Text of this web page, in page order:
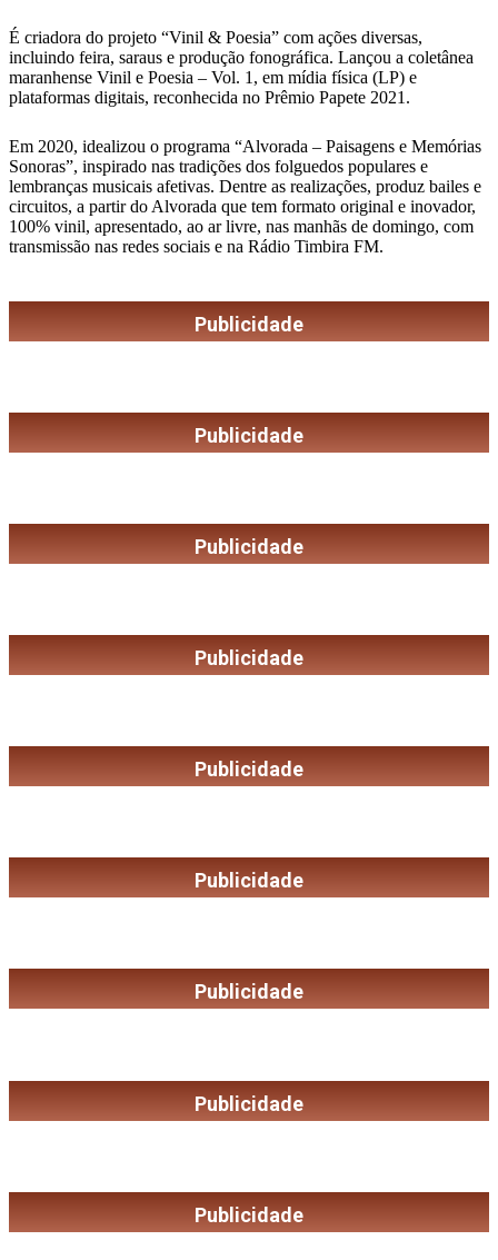
É criadora do projeto “Vinil & Poesia” com ações diversas,
incluindo feira, saraus e produção fonográfica. Lançou a coletânea
maranhense Vinil e Poesia – Vol. 1, em mídia física (LP) e
plataformas digitais, reconhecida no Prêmio Papete 2021.
Em 2020, idealizou o programa “Alvorada – Paisagens e Memórias
Sonoras”, inspirado nas tradições dos folguedos populares e
lembranças musicais afetivas. Dentre as realizações, produz bailes e
circuitos, a partir do Alvorada que tem formato original e inovador,
100% vinil, apresentado, ao ar livre, nas manhãs de domingo, com
transmissão nas redes sociais e na Rádio Timbira FM.
Publicidade
Publicidade
Publicidade
Publicidade
Publicidade
Publicidade
Publicidade
Publicidade
Publicidade